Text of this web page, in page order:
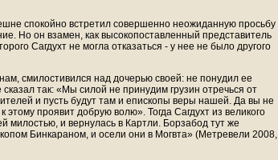
спокойно встретил совершенно неожиданную просьбу
Но он взамен, как высокопоставленный представитель
Сагдухт не могла отказаться - у нее не было другого
смилостивился над дочерью своей: не понудил ее
так: «Мы силой не принудим грузин отречься от
и пусть будут там и епископы веры нашей. Да вы не
проявит добрую волю». Тогда Сагдухт из великого
милостью, и вернулась в Картли. Борзабод тут же
Бинкараном, и осели они в Могвта» (Метревели 2008,